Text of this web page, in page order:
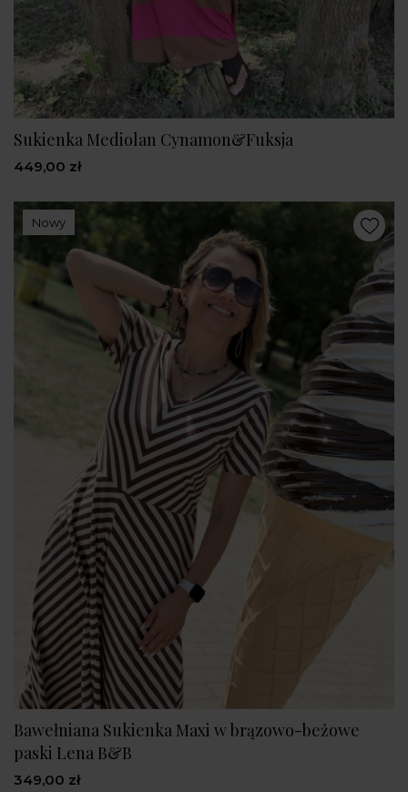
Sukienka Mediolan Cynamon&Fuksja
449,00 zł
Nowy
Bawełniana Sukienka Maxi w brązowo-beżowe
paski Lena B&B
349,00 zł